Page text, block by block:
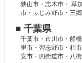
狭山市・志木市・ 草
市・ふじみ野市・三
■ 千葉県
千葉市・市川市・船
里市・習志野市・柏
安市・四街道市・八